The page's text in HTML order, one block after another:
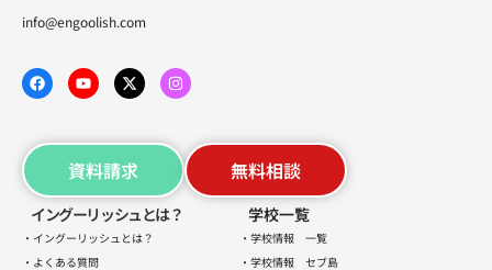
info@engoolish.com
資料請求 無料相談
イングーリッシュとは？
・イングーリッシュとは？
・よくある質問
学校一覧
・学校情報 一覧
・学校情報 セブ島